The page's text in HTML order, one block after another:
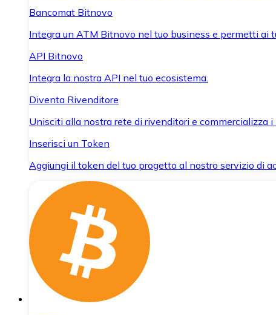
Bancomat Bitnovo
Integra un ATM Bitnovo nel tuo business e permetti
API Bitnovo
Integra la nostra API nel tuo ecosistema.
Diventa Rivenditore
Unisciti alla nostra rete di rivenditori e commercializza
Inserisci un Token
Aggiungi il token del tuo progetto al nostro servizio di